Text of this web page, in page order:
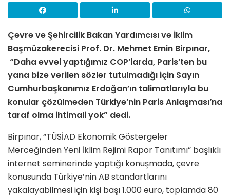
Çevre ve Şehircilik Bakan Yardımcısı ve İklim
Başmüzakerecisi Prof. Dr. Mehmet Emin Birpınar,
“Daha evvel yaptığımız COP’larda, Paris’ten bu
yana bize verilen sözler tutulmadığı için Sayın
Cumhurbaşkanımız Erdoğan’ın talimatlarıyla bu
konular çözülmeden Türkiye’nin Paris Anlaşması’na
taraf olma ihtimali yok” dedi.
Birpınar, “TÜSİAD Ekonomik Göstergeler
Merceğinden Yeni İklim Rejimi Rapor Tanıtımı” başlıklı
internet seminerinde yaptığı konuşmada, çevre
konusunda Türkiye’nin AB standartlarını
yakalayabilmesi için kişi başı 1.000 euro, toplamda 80